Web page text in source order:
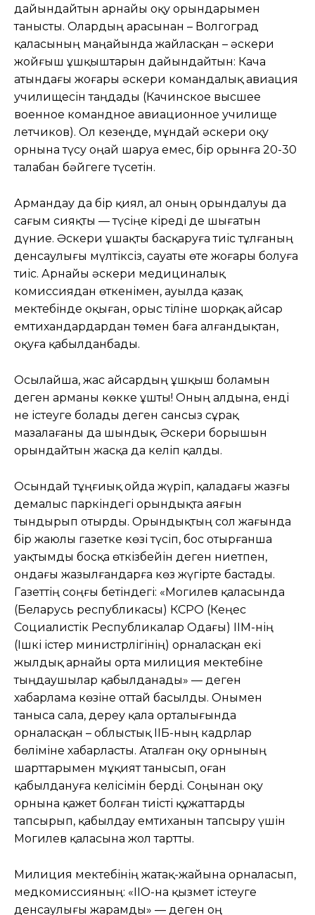
дайындайтын арнайы оқу орындарымен
танысты. Олардың арасынан – Волгоград
қаласының маңайында жайласқан – әскери
жойғыш ұшқыштарын дайындайтын: Кача
атындағы жоғары әскери командалық авиация
училищесін таңдады (Качинское высшее
военное командное авиационное училище
летчиков). Ол кезеңде, мұндай әскери оқу
орнына түсу оңай шаруа емес, бір орынға 20-30
талабан бәйгеге түсетін.
Армандау да бір қиял, ал оның орындалуы да
сағым сияқты — түсіңе кіреді де шығатын
дүние. Әскери ұшақты басқаруға тиіс тұлғаның
денсаулығы мүлтіксіз, сауаты өте жоғары болуға
тиіс. Арнайы әскери медициналық
комиссиядан өткенімен, ауылда қазақ
мектебінде оқыған, орыс тіліне шорқақ Қайсар
емтихандардардан төмен баға алғандықтан,
оқуға қабылданбады.
Осылайша, жас Қайсардың ұшқыш боламын
деген арманы көкке ұшты! Оның алдына, енді
не істеуге болады деген сансыз сұрақ
мазалағаны да шындық. Әскери борышын
орындайтын жасқа да келіп қалды.
Осындай тұңғиық ойда жүріп, қаладағы жазғы
демалыс паркіндегі орындықта аяғын
тындырып отырды. Орындықтың сол жағында
бір жаюлы газетке көзі түсіп, бос отырғанша
уақтымды босқа өткізбейін деген ниетпен,
ондағы жазылғандарға көз жүгірте бастады.
Газеттің соңғы бетіндегі: «Могилев қаласында
(Беларусь республикасы) КСРО (Кеңес
Социалистік Республикалар Одағы) ІІМ-нің
(Ішкі істер министрлігінің) орналасқан екі
жылдық арнайы орта милиция мектебіне
тыңдаушылар қабылданады» — деген
хабарлама көзіне оттай басылды. Онымен
таныса сала, дереу қала орталығында
орналасқан – облыстық ІІБ-ның кадрлар
бөліміне хабарласты. Аталған оқу орнының
шарттарымен мұқият танысып, оған
қабылдануға келісімін берді. Соңынан оқу
орнына қажет болған тиісті құжаттарды
тапсырып, қабылдау емтиханын тапсыру үшін
Могилев қаласына жол тартты.
Милиция мектебінің жатақ-жайына орналасып,
медкомиссияның: «ІІО-на қызмет істеуге
денсаулығы жарамды» — деген оң